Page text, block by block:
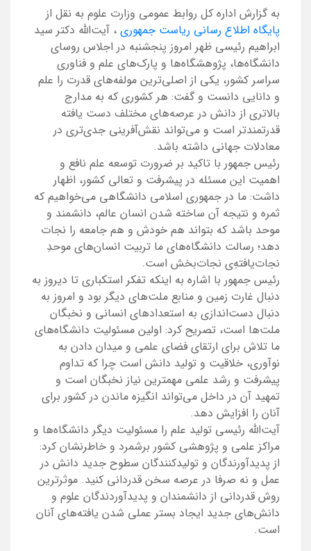
به گزارش اداره کل روابط عمومی وزارت علوم به نقل از
پایگاه اطلاع رسانی ریاست جمهوری ، آیت‌الله دکتر سید
ابراهیم رئیسی ظهر امروز پنجشنبه در اجلاس روسای
دانشگاه‌ها، پژوهشگاه‌ها و پارک‌های علم و فناوری
سراسر کشور، یکی از اصلی‌ترین مولفه‌های قدرت را علم
و دانایی دانست و گفت: هر کشوری که به مدارج
بالاتری از دانش در عرصه‌های مختلف دست یافته
قدرتمندتر است و می‌تواند نقش‌آفرینی جدی‌تری در
معادلات جهانی داشته باشد.
رئیس جمهور با تاکید بر ضرورت توسعه علم نافع و
اهمیت این مسئله در پیشرفت و تعالی کشور، اظهار
داشت: ما در جمهوری اسلامی دانشگاهی می‌خواهیم که
ثمره و نتیجه آن ساخته شدن انسان عالم، دانشمند و
موحد باشد که بتواند هم خودش و هم جامعه را نجات
دهد؛ رسالت دانشگاه‌های ما تربیت انسان‌های موحدِ
نجات‌یافتهِ‌ی نجات‌بخش است.
رئیس جمهور با اشاره به اینکه تفکر استکباری تا دیروز به
دنبال غارت زمین و منابع ملت‌های دیگر بود و امروز به
دنبال دست‌اندازی به استعدادهای انسانی و نخبگان
ملت‌ها است، تصریح کرد: اولین مسئولیت دانشگاه‌های
ما تلاش برای ارتقای فضای علمی و میدان دادن به
نوآوری، خلاقیت و تولید دانش است چرا که تداوم
پیشرفت و رشد علمی مهمترین نیاز نخبگان است و
تمهید آن در داخل می‌تواند انگیزه ماندن در کشور برای
آنان را افزایش دهد.
آیت‌الله رئیسی تولید علم را مسئولیت دیگر دانشگاه‌ها و
مراکز علمی و پژوهشی کشور برشمرد و خاطرنشان کرد:
از پدیدآورندگان و تولیدکنندگان سطوح جدید دانش در
عمل و نه صرفا در عرصه سخن قدردانی کنید. موثرترین
روش قدردانی از دانشمندان و پدیدآوردندگان علوم و
دانش‌های جدید ایجاد بستر عملی شدن یافته‌های آنان
است.